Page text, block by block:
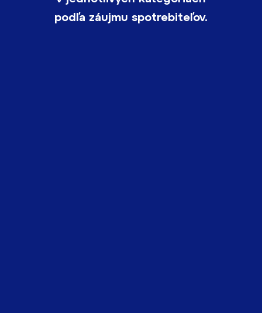
podľa záujmu spotrebiteľov.